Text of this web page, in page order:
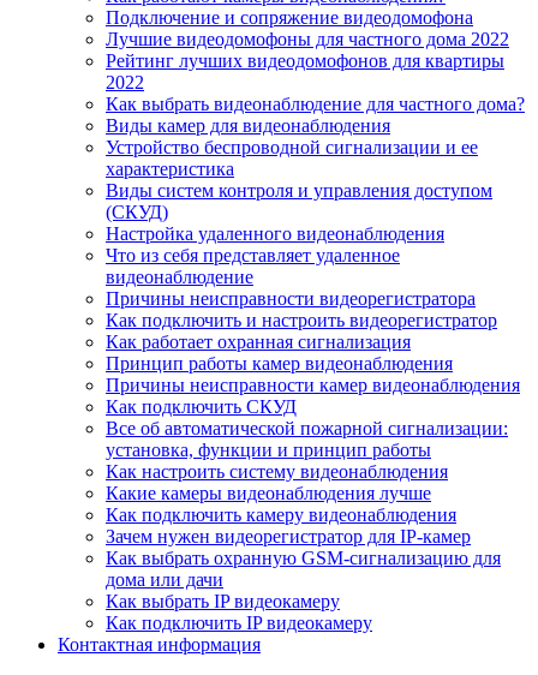
Подключение и сопряжение видеодомофона
Лучшие видеодомофоны для частного дома 2022
Рейтинг лучших видеодомофонов для квартиры
2022
Как выбрать видеонаблюдение для частного дома?
Виды камер для видеонаблюдения
Устройство беспроводной сигнализации и ее
характеристика
Виды систем контроля и управления доступом
(СКУД)
Настройка удаленного видеонаблюдения
Что из себя представляет удаленное
видеонаблюдение
Причины неисправности видеорегистратора
Как подключить и настроить видеорегистратор
Как работает охранная сигнализация
Принцип работы камер видеонаблюдения
Причины неисправности камер видеонаблюдения
Как подключить СКУД
Все об автоматической пожарной сигнализации:
установка, функции и принцип работы
Как настроить систему видеонаблюдения
Какие камеры видеонаблюдения лучше
Как подключить камеру видеонаблюдения
Зачем нужен видеорегистратор для IP-камер
Как выбрать охранную GSM-сигнализацию для
дома или дачи
Как выбрать IP видеокамеру
Как подключить IP видеокамеру
Контактная информация